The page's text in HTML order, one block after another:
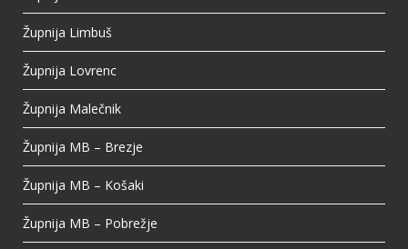
Župnija Limbuš
Župnija Lovrenc
Župnija Malečnik
Župnija MB – Brezje
Župnija MB – Košaki
Župnija MB – Pobrežje